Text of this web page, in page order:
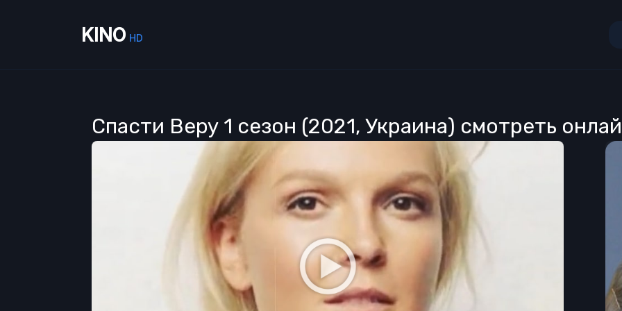
KINO HD
Спасти Веру 1 сезон (2021, Украина) смотреть